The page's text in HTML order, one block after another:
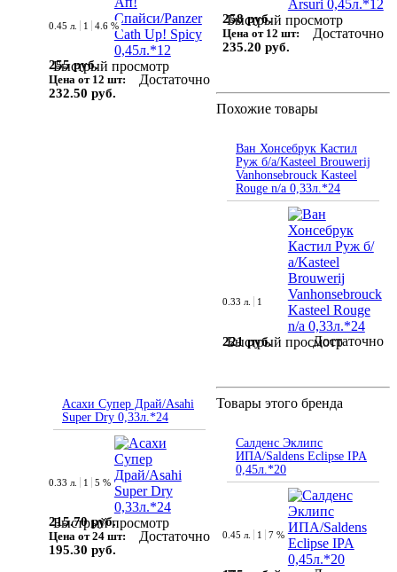
Быстрый просмотр
0.45 л. 1 4.6 %
255 руб.
Цена от 12 шт:
232.50 руб.
Достаточно
Быстрый просмотр
258 руб.
Цена от 12 шт:
235.20 руб.
Достаточно
Похожие товары
Ван Хонсебрук Кастил
Руж б/а/Kasteel Brouwerij
Vanhonsebrouck Kasteel
Rouge n/a 0,33л.*24
Быстрый просмотр
0.33 л. 1
221 руб. Достаточно
Асахи Супер Драй/Asahi
Super Dry 0,33л.*24
Быстрый просмотр
0.33 л. 1 5 %
215.70 руб.
Цена от 24 шт:
195.30 руб.
Достаточно
Товары этого бренда
Салденс Эклипс
ИПА/Saldens Eclipse IPA
0,45л.*20
0.45 л. 1 7 %